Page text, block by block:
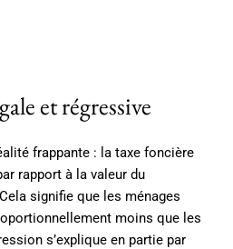
et régressive
frappante : la taxe foncière
rapport à la valeur du
signifie que les ménages
moins que les
s’explique en partie par